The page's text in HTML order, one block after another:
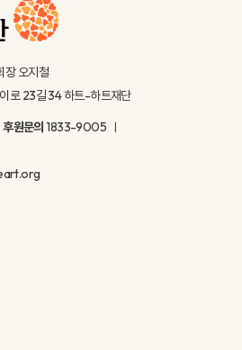
장 오지철
로 23길 34 하트-하트재단
후원문의1833-9005